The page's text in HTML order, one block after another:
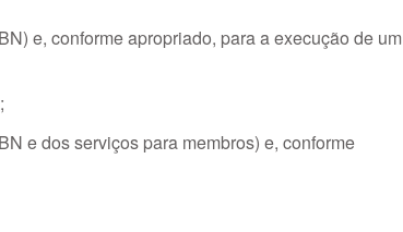
e, conforme apropriado, para a execução de um
e dos serviços para membros) e, conforme